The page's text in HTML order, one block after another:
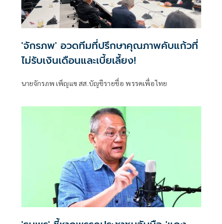
'จักรภพ' อวดทีมที่ปรึกษาคุณภาพคับแก้วที่
ไม่รับเงินเดือนและเบี้ยเลี้ยง!
นายจักรภพ เพ็ญแข สส.บัญชีรายชื่อ พรรคเพื่อไทย